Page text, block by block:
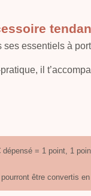
essentiels à
il
dépensé = 1 point, 1
être convertis